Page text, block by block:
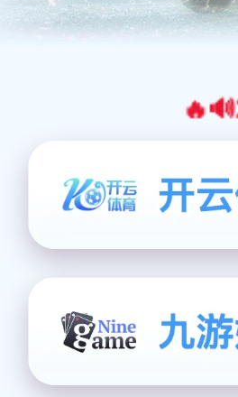
🔥🔊2026